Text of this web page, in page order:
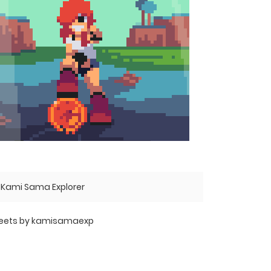
Kami Sama Explorer
by kamisamaexp